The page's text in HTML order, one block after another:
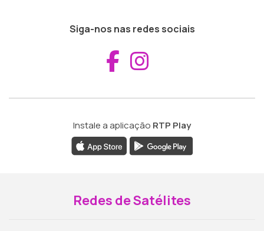
Siga-nos nas redes sociais
Aceder ao
Instale a aplicação RTP Play
Redes de Satélites